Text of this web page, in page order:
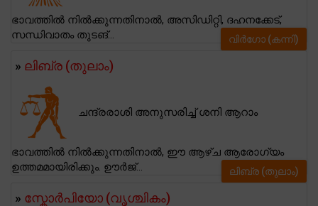
ഭാവത്തിൽ നിൽക്കുന്നതിനാൽ, അസിഡിറ്റി, ദഹനക്കേട്,
സന്ധിവാതം തുടങ്...
വിര്‍ഗോ (കന്നി)
» ലിബ്ര (തുലാം)
ചന്ദ്രരാശി അനുസരിച്ച് ശനി ആറാം
ഭാവത്തിൽ നിൽക്കുന്നതിനാൽ, ഈ ആഴ്ച ആരോഗ്യം
ഉത്തമമായിരിക്കും. ഊർജ്...
ലിബ്ര (തുലാം)
» സ്കോര്‍പിയോ (വൃശ്ചികം)